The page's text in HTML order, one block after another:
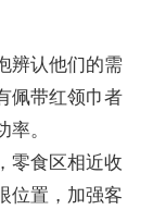
辨认他们的需
佩带红领巾者
。
零食区相近收
位置，加强客